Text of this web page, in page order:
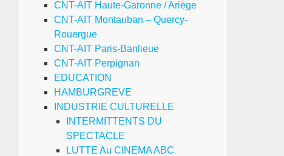
CNT-AIT Haute-Garonne / Ariège
CNT-AIT Montauban – Quercy-
Rouergue
CNT-AIT Paris-Banlieue
CNT-AIT Perpignan
EDUCATION
HAMBURGREVE
INDUSTRIE CULTURELLE
INTERMITTENTS DU
SPECTACLE
LUTTE Au CINEMA ABC